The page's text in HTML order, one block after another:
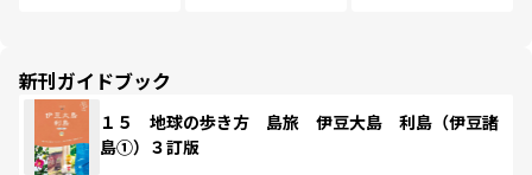
新刊ガイドブック
１５ 地球の歩き方 島旅 伊豆大島 利島（伊豆諸
島①）３訂版